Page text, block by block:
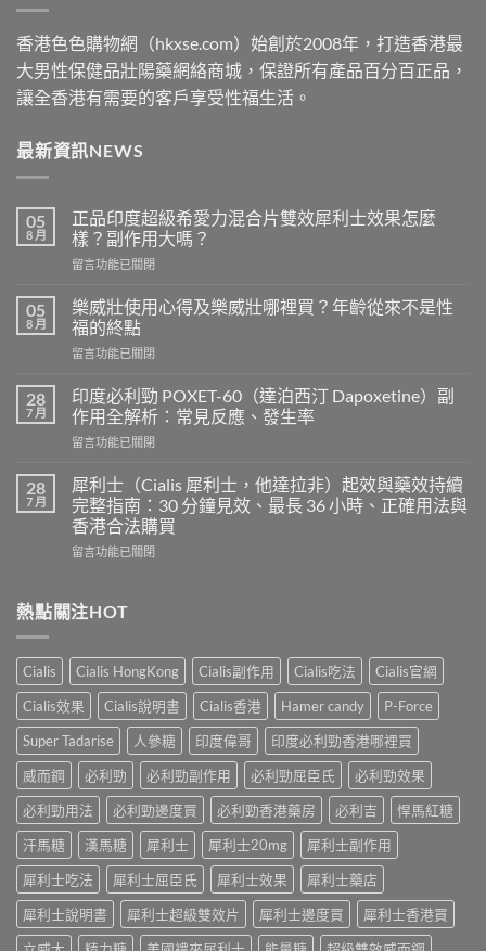
香港色色購物網（hkxse.com）始創於2008年，打造香港最
大男性保健品壯陽藥網絡商城，保證所有產品百分百正品，
讓全香港有需要的客戶享受性福生活。
最新資訊NEWS
05
8 月
正品印度超級希愛力混合片雙效犀利士效果怎麼
樣？副作用大嗎？
在
品
印
度
超
希
愛
力
混
片
雙
效
犀
利
果
樣？
副
作
用
大
嗎？〉
留言功能已關閉
05
8 月
樂威壯使用心得及樂威壯哪裡買？年齡從來不是性
福的終點
在
威
壯
使
用
得
及
樂
威
壯
買？
從
來
不
是
性
福
終
點〉
中
留言功能已關閉
28
7 月
印度必利勁 POXET-60（達泊西汀 Dapoxetine）副
作用全解析：常見反應、發生率
在
度
必
利
勁
POXET-
西
汀
副
作
用
全
解
析：
見
反
應、
生
率〉
中
留言功能已關閉
28
7 月
犀利士（Cialis 犀利士，他達拉非）起效與藥效持續
完整指南：30 分鐘見效、最長 36 小時、正確用法與
香港合法購買
在
士
（Cialis
利
士，
他
達
拉
非）
效
與
藥
持
續
完
整
指
留言功能已關閉
熱點關注HOT
Cialis Cialis HongKong Cialis副作用 Cialis吃法
Cialis官網
Cialis效果
Cialis說明書 Cialis香港 Hamer candy
P-Force
Super Tadarise
人參糖 印度偉哥
印度必利勁香港哪裡買
威而鋼
必利勁 必利勁副作用 必利勁屈臣氏
必利勁效果
必利勁用法
必利勁邊度買 必利勁香港藥房 必利吉
悍馬紅糖
汗馬糖
漢馬糖 犀利士 犀利士20mg
犀利士副作用
犀利士吃法
犀利士屈臣氏 犀利士效果
犀利士藥店
犀利士說明書
犀利士超級雙效片 犀利士邊度買
犀利士香港買